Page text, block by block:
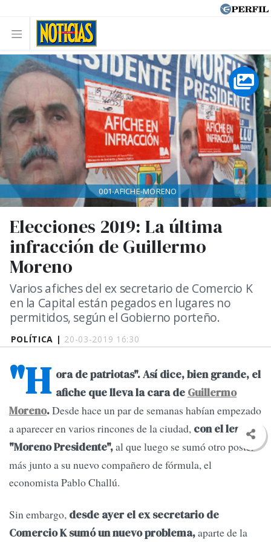
POLÍTICA | 20-03-2019 16:30
Elecciones 2019: La última
infracción de Guillermo
Moreno
Varios afiches del ex secretario de Comercio K
en la Capital están pegados en lugares no
permitidos, según el Gobierno porteño.
001-AFICHE-MORENO
"H ora de patriotas". Así dice, bien grande, el
afiche que lleva la cara de Guillermo
Moreno.Desde hace un par de semanas habían empezado
a aparecer en varios rincones de la ciudad, con el lema
"Moreno Presidente",al que luego se sumó otro poster
más junto a su nuevo compañero de fórmula, el
economista Pablo Challú.
Sin embargo, desde ayer el ex secretario de
Comercio K sumó un nuevo problema,aparte de la